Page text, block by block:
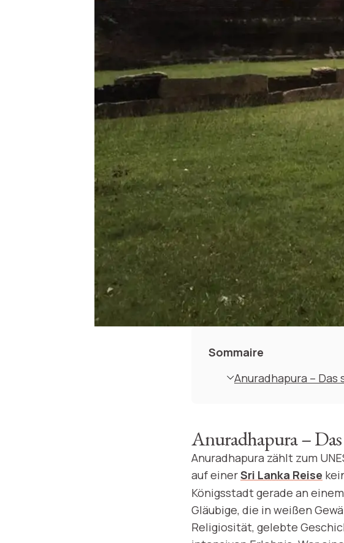
Sommaire
Anuradhapura –
Anuradhapura –
Anuradhapura zählt zum
auf einerSri Lanka Reise
Königsstadt gerade an
Gläubige, die in weißen
Religiosität, gelebte